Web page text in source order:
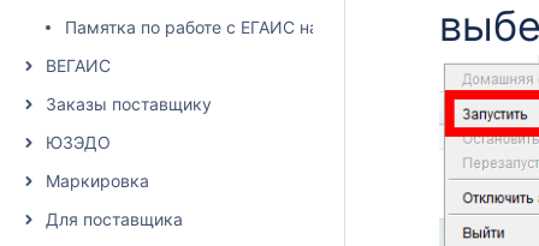
Памятка по работе с ЕГАИС накладными
ВЕГАИС
Заказы поставщику
ЮЗЭДО
Маркировка
Для поставщика